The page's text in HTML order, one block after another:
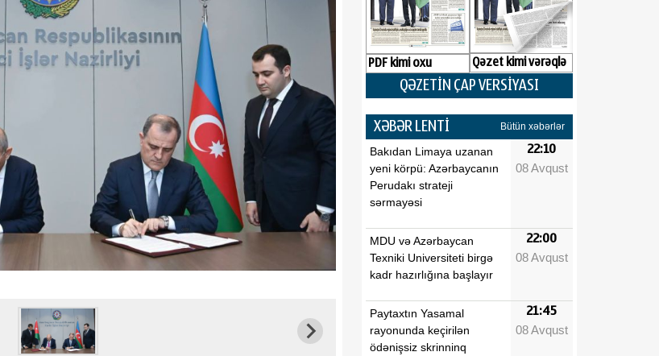
PDF kimi oxu Qəzet kimi vərəqlə
QƏZETİN ÇAP VERSİYASI
XƏBƏR LENTİ Bütün xəbərlər
Bakıdan Limaya uzanan
yeni körpü: Azərbaycanın
Perudakı strateji
sərmayəsi
22:10
08 Avqust
MDU və Azərbaycan
Texniki Universiteti birgə
kadr hazırlığına başlayır
22:00
08 Avqust
Paytaxtın Yasamal
rayonunda keçirilən
ödənişsiz skrinninq
21:45
08 Avqust